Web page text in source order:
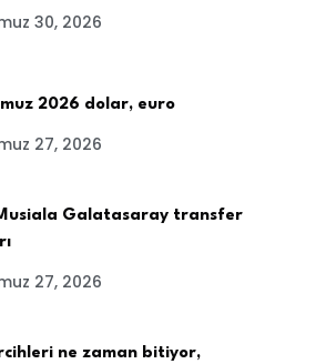
30, 2026
2026 dolar, euro
27, 2026
Galatasaray transfer
27, 2026
ne zaman bitiyor,